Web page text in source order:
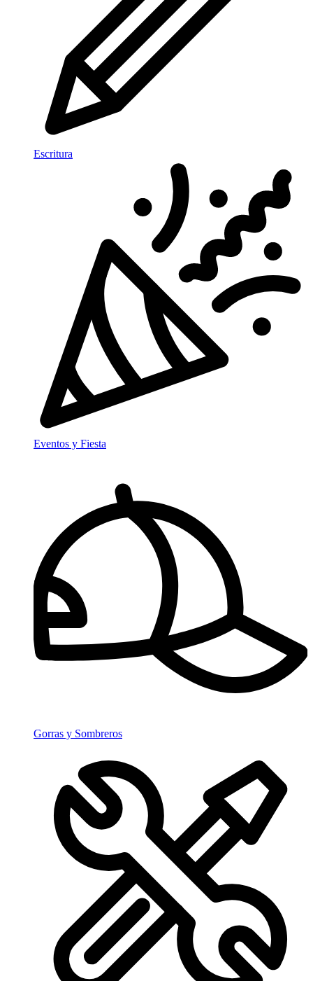
Escritura
Eventos y Fiesta
Gorras y Sombreros